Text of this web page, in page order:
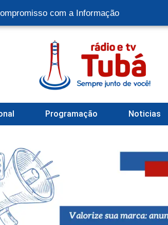
com a Informação
Programação Noticias